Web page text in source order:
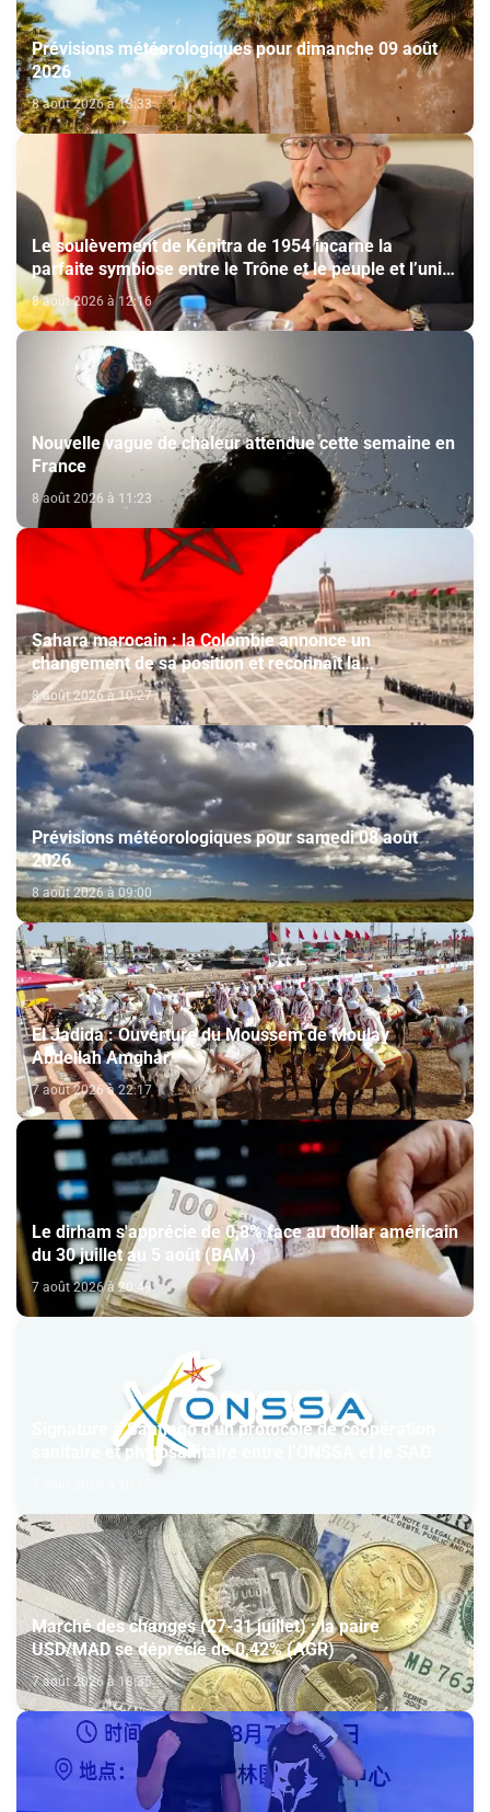
Prévisions météorologiques pour dimanche 09 août
2026
8 août 2026 à 13:33
Le soulèvement de Kénitra de 1954 incarne la
parfaite symbiose entre le Trône et le peuple et l’unité
de volonté et de destin (M. El Ktiri)
8 août 2026 à 12:16
Nouvelle vague de chaleur attendue cette semaine en
France
8 août 2026 à 11:23
Sahara marocain : la Colombie annonce un
changement de sa position et reconnaît la
souveraineté du Maroc sur son Sahara
8 août 2026 à 10:27
Prévisions météorologiques pour samedi 08 août
2026
8 août 2026 à 09:00
El Jadida : Ouverture du Moussem de Moulay
Abdellah Amghar
7 août 2026 à 22:17
Le dirham s'apprécie de 0,8% face au dollar américain
du 30 juillet au 5 août (BAM)
7 août 2026 à 20:49
Signature à Santiago d'un protocole de coopération
sanitaire et phytosanitaire entre l’ONSSA et le SAG
Marché des changes (27-31 juillet) : la paire
USD/MAD se déprécie de 0,42% (AGR)
7 août 2026 à 18:35